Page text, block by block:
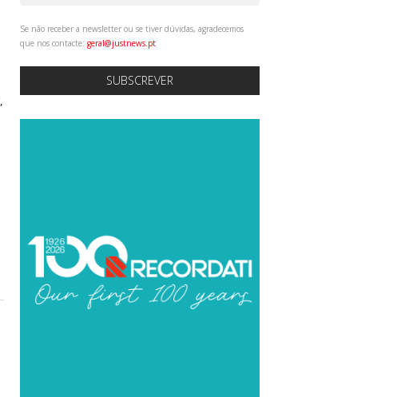
Se não receber a newsletter ou se tiver dúvidas, agradecemos
que nos contacte: geral@justnews.pt
SUBSCREVER